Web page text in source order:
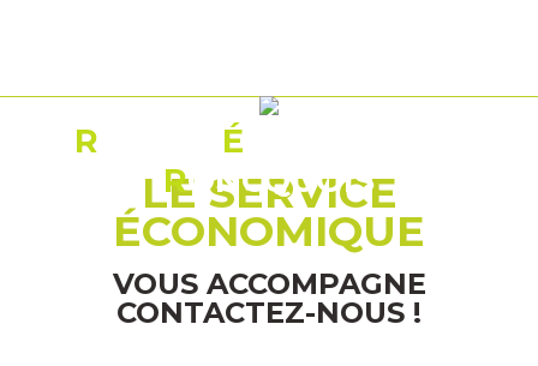
R É
RONCQUOIS
LE SERVICE
ÉCONOMIQUE
VOUS ACCOMPAGNE
CONTACTEZ-NOUS !